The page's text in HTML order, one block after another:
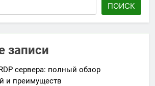
ПОИСК
записи
сервера: полный обзор
и преимуществ